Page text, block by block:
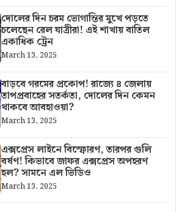
দোলের দিন চরম ভোগান্তির মুখে পড়তে
চলেছেন রেল যাত্রীরা! এই শাখায় বাতিল
একাধিক ট্রেন
March 13, 2025
বাড়বে গরমের প্রকোপ! রাজ্যে ৪ জেলায়
তাপপ্রবাহের সতর্কতা, দোলের দিন কেমন
থাকবে আবহাওয়া?
March 13, 2025
এক্সপ্রেস লাইনে বিস্ফোরণ, তারপর গুলি
বর্ষণ! কিভাবে জাফর এক্সপ্রেস অপহরণ
হল? সামনে এল ভিডিও
March 13, 2025